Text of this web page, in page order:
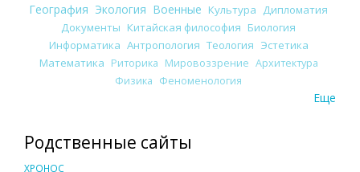
География Экология Военные Культура
Дипломатия
Документы Китайская философия Биология
Информатика Антропология Теология Эстетика
Математика Риторика Мировоззрение Архитектура
Физика Феноменология
Еще
Родственные сайты
ХРОНОС